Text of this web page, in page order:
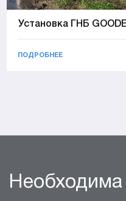
Установка ГНБ
ПОДРОБНЕЕ
Необходима